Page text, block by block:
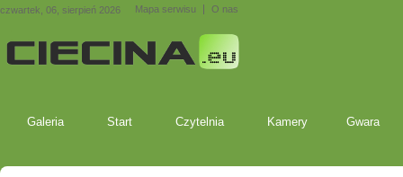
czwartek, 06, sierpień 2026 Mapa serwisu O nas
Galeria Start Czytelnia Kamery Gwara